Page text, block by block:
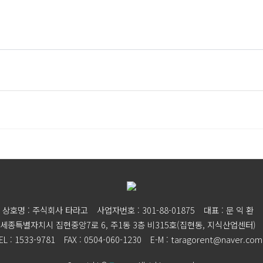
상호명 : 주식회사 타라고 사업자번호 : 301-88-01875
대표 : 문 익 환
세종특별자치시 집현중앙7로 6, 주1동 3층 비315호(집현동, 지식산업센터)
: 1533-9781
FAX : 0504-060-1230 E-M : taragorent@naver.com